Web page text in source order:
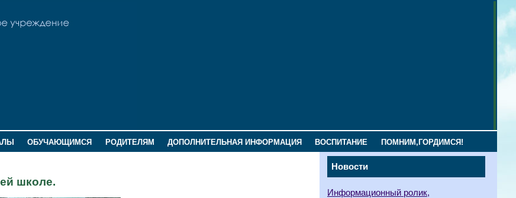
ОБУЧАЮЩИМСЯ РОДИТЕЛЯМ ДОПОЛНИТЕЛЬНАЯ ИНФОРМАЦИЯ ВОСПИТАНИЕ ПОМНИМ,ГОРДИМСЯ!
Новости
Информационный ролик,
школе.